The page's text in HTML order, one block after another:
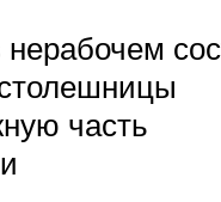
часть